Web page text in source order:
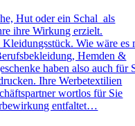
Hut oder ein Schal als
ihre Wirkung erzielt.
Wie wäre es
Hemden &
haben also auch für
Ihre Werbetextilien
wortlos für Sie
entfaltet…